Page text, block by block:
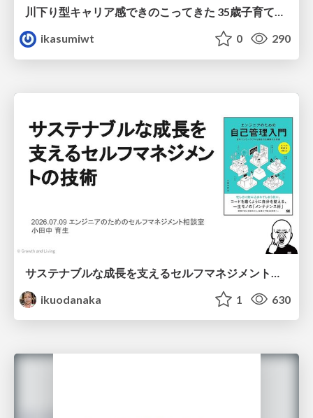
川下り型キャリア感できのこってきた 35歳子育て世帯の葛藤
ikasumiwt
0 290
ikuodanaka
1 630